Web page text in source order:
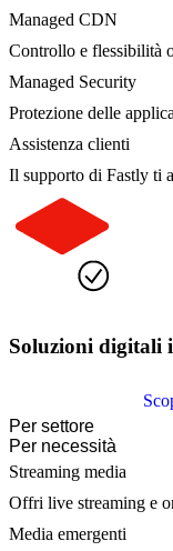
Managed CDN
Controllo e flessibilità
Managed Security
Protezione delle
Assistenza clienti
Il supporto di Fastly ti
Soluzioni digitali
Per settore
Per necessità
Streaming media
Offri live streaming e
Media emergenti